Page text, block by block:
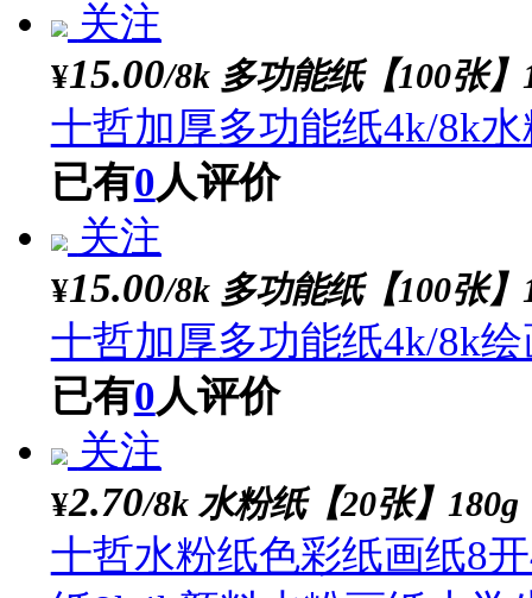
已有0
关注
¥16.50/8k【白色】100张
8k彩色卡纸多功能卡纸
已有0人评价
关注
¥15.00/8k 多功能纸【100
十哲加厚多功能纸4k/
已有0人评价
关注